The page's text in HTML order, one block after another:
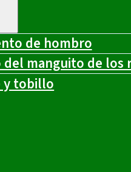
de hombro
del manguito de los
y tobillo